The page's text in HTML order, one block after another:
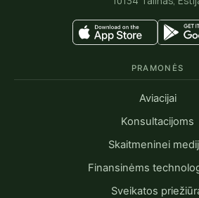
PRAMONĖS
Aviacijai
Konsultacijoms
Skaitmeninei
Finansinėms
Sveikatos